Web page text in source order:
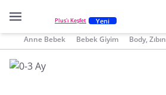
Plus'ı Keşfet Yeni
Anne Bebek Bebek Giyim Body, Zıbın